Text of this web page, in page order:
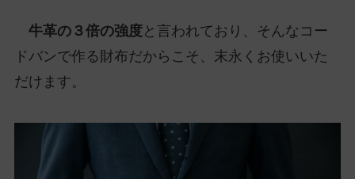
牛革の３倍の強度と言われており、そんなコー
ドバンで作る財布だからこそ、末永くお使いいた
だけます。